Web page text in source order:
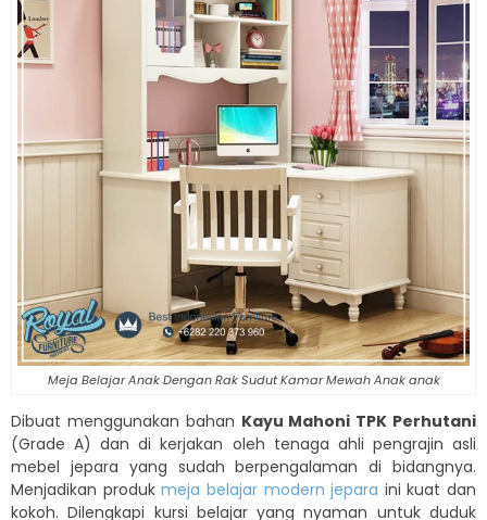
Meja Belajar Anak Dengan Rak Sudut Kamar Mewah Anak anak
Dibuat menggunakan bahan Kayu Mahoni TPK Perhutani
(Grade A) dan di kerjakan oleh tenaga ahli pengrajin asli
mebel jepara yang sudah berpengalaman di bidangnya.
Menjadikan produkmeja belajar modern jepara ini kuat dan
kokoh. Dilengkapi kursi belajar yang nyaman untuk duduk